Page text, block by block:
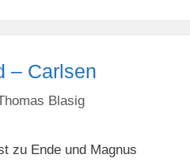
– Carlsen
Blasig
zu Ende und Magnus